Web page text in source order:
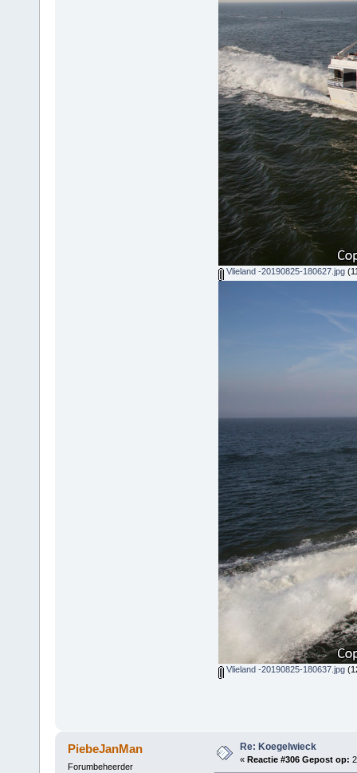
Vlieland -20190825-180627.jpg
Vlieland -20190825-180637.jpg
PiebeJanMan
Forumbeheerder
Re: Koegelwieck
« Reactie #306 Gepost op: